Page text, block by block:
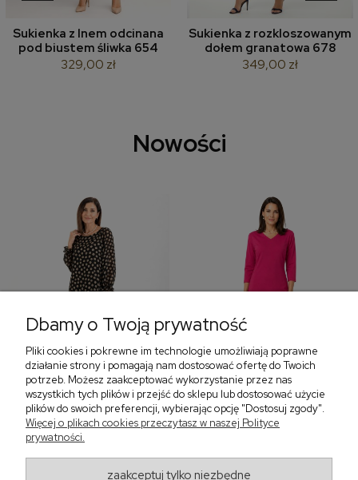
Sukienka z lnem odcinana
pod biustem śliwka 654
329,00 zł
Sukienka z rozkloszowanym
dołem granatowa 678
349,00 zł
Nowości
Sukienka z falbaną i
bufiastym rękawem w
Sukienka z dekoltem w
299,00 zł
‹
Dbamy o Twoją prywatność
Pliki cookies i pokrewne im technologie umożliwiają poprawne
działanie strony i pomagają nam dostosować ofertę do Twoich
potrzeb. Możesz zaakceptować wykorzystanie przez nas
wszystkich tych plików i przejść do sklepu lub dostosować użycie
plików do swoich preferencji, wybierając opcję "Dostosuj zgody".
Więcej o plikach cookies przeczytasz w naszej Polityce
prywatności.
zaakceptuj tylko niezbędne